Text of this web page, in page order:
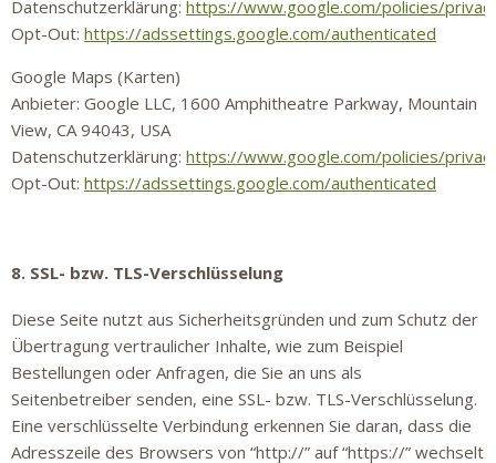
Datenschutzerklärung: https://www.google.com/policies/
Opt-Out: https://adssettings.google.com/authenticated
Google Maps (Karten)
Anbieter: Google LLC, 1600 Amphitheatre Parkway, Mountain
View, CA 94043, USA
Datenschutzerklärung: https://www.google.com/policies/
Opt-Out: https://adssettings.google.com/authenticated
8. SSL- bzw. TLS-Verschlüsselung
Diese Seite nutzt aus Sicherheitsgründen und zum Schutz der
Übertragung vertraulicher Inhalte, wie zum Beispiel
Bestellungen oder Anfragen, die Sie an uns als
Seitenbetreiber senden, eine SSL- bzw. TLS-Verschlüsselung.
Eine verschlüsselte Verbindung erkennen Sie daran, dass die
Adresszeile des Browsers von “http://” auf “https://” wechselt